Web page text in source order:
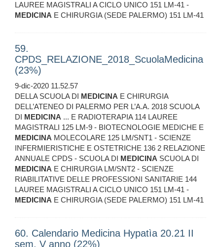
LAUREE MAGISTRALI A CICLO UNICO 151 LM-41 -
MEDICINA E CHIRURGIA (SEDE PALERMO) 151 LM-41
59.
CPDS_RELAZIONE_2018_ScuolaMedicina
(23%)
9-dic-2020 11.52.57
DELLA SCUOLA DI MEDICINA E CHIRURGIA
DELL’ATENEO DI PALERMO PER L’A.A. 2018 SCUOLA
DI MEDICINA ... E RADIOTERAPIA 114 LAUREE
MAGISTRALI 125 LM-9 - BIOTECNOLOGIE MEDICHE E
MEDICINA MOLECOLARE 125 LM/SNT1 - SCIENZE
INFERMIERISTICHE E OSTETRICHE 136 2 RELAZIONE
ANNUALE CPDS - SCUOLA DI MEDICINA SCUOLA DI
MEDICINA E CHIRURGIA LM/SNT2 - SCIENZE
RIABILITATIVE DELLE PROFESSIONI SANITARIE 144
LAUREE MAGISTRALI A CICLO UNICO 151 LM-41 -
MEDICINA E CHIRURGIA (SEDE PALERMO) 151 LM-41
60. Calendario Medicina Hypatìa 20.21 II
sem. V anno (22%)